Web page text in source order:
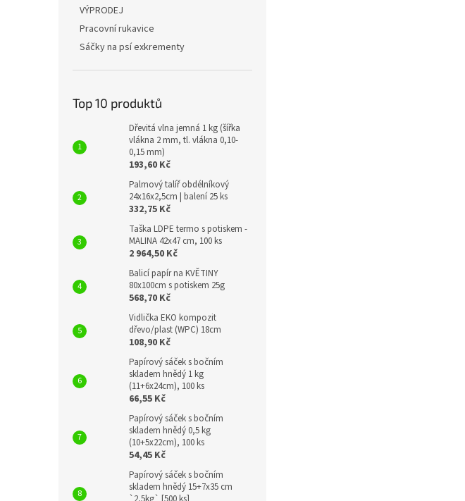
VÝPRODEJ
Pracovní rukavice
Sáčky na psí exkrementy
Top 10 produktů
Dřevitá vlna jemná 1 kg (šířka
vlákna 2 mm, tl. vlákna 0,10-
0,15 mm)
193,60 Kč
Palmový talíř obdélníkový
24x16x2,5cm | balení 25 ks
332,75 Kč
Taška LDPE termo s potiskem -
MALINA 42x47 cm, 100 ks
2 964,50 Kč
Balicí papír na KVĚTINY
80x100cm s potiskem 25g
568,70 Kč
Vidlička EKO kompozit
dřevo/plast (WPC) 18cm
108,90 Kč
Papírový sáček s bočním
skladem hnědý 1 kg
(11+6x24cm), 100 ks
66,55 Kč
Papírový sáček s bočním
skladem hnědý 0,5 kg
(10+5x22cm), 100 ks
54,45 Kč
Papírový sáček s bočním
skladem hnědý 15+7x35 cm